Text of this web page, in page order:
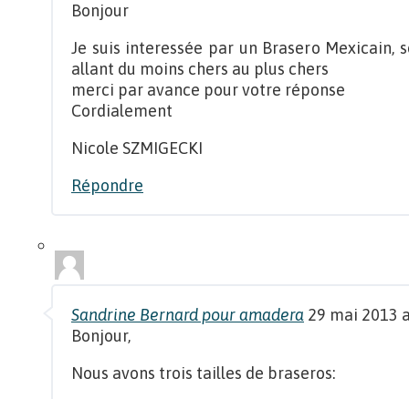
Bonjour
Je suis interessée par un Brasero Mexicain,
allant du moins chers au plus chers
merci par avance pour votre réponse
Cordialement
Nicole SZMIGECKI
Répondre
Sandrine Bernard pour amadera 29 mai 2013
Bonjour,
Nous avons trois tailles de braseros: